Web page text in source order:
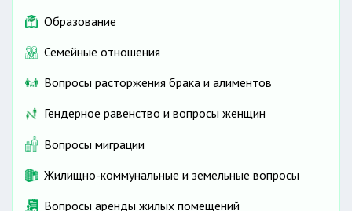
Образование
Семейные отношения
Вопросы расторжения брака и алиментов
Гендерное равенство и вопросы женщин
Вопросы миграции
Жилищно-коммунальные и земельные вопросы
Вопросы аренды жилых помещений